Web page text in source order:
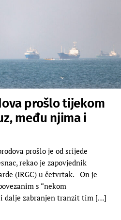
prošlo tijekom
među njima i
prošlo je od srijede
rekao je zapovjednik
(IRGC) u četvrtak. On je
s “nekom
dalje zabranjen tranzit tim […]